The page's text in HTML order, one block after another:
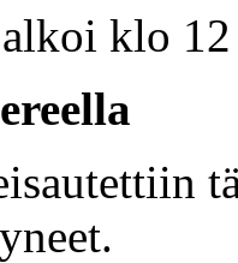
klo 12